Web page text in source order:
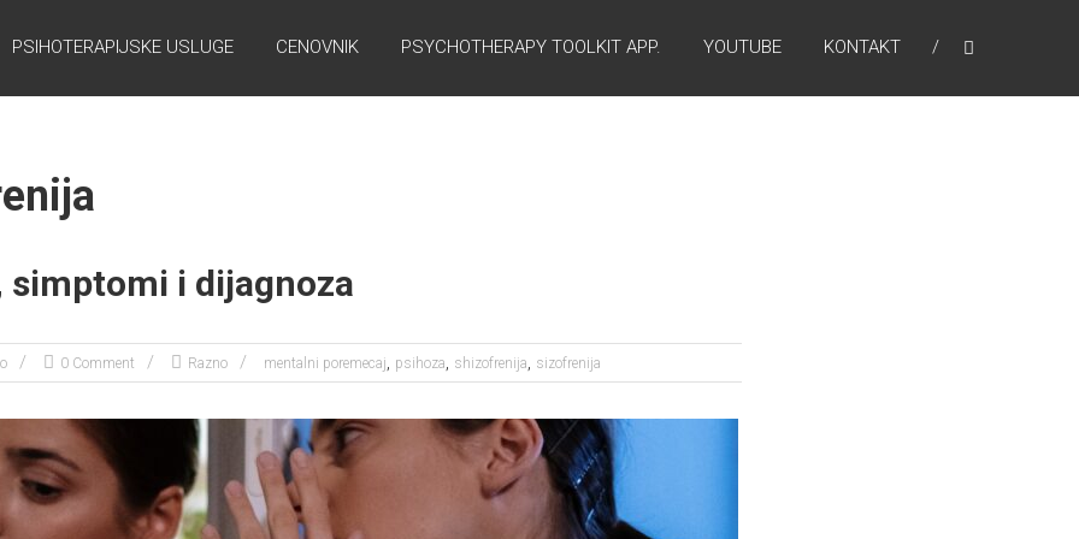
PSIHOTERAPIJSKE USLUGE CENOVNIK PSYCHOTHERAPY TOOLKIT APP. YOUTUBE KONTAKT
i dijagnoza
0 Comment Razno mentalni poremecaj, psihoza, shizofrenija, sizofrenija